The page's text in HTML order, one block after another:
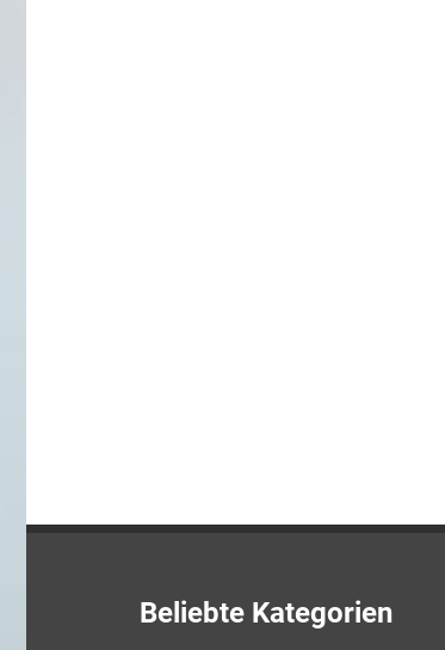
Beliebte Kategorien